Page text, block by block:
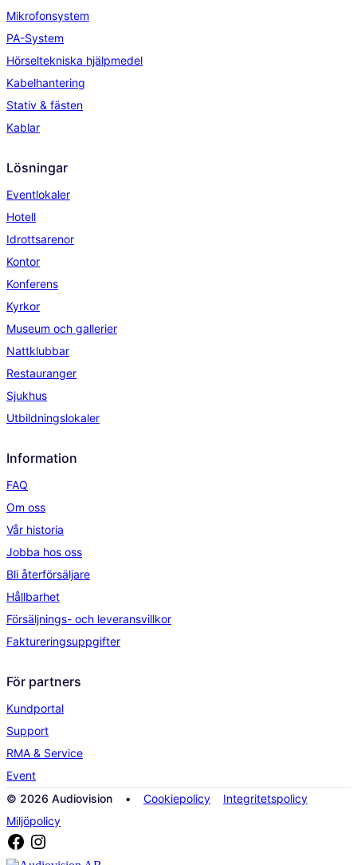
Mikrofonsystem
PA-System
Hörseltekniska hjälpmedel
Kabelhantering
Stativ & fästen
Kablar
Lösningar
Eventlokaler
Hotell
Idrottsarenor
Kontor
Konferens
Kyrkor
Museum och gallerier
Nattklubbar
Restauranger
Sjukhus
Utbildningslokaler
Information
FAQ
Om oss
Vår historia
Jobba hos oss
Bli återförsäljare
Hållbarhet
Försäljnings- och leveransvillkor
Faktureringsuppgifter
För partners
Kundportal
Support
RMA & Service
Event
© 2026 Audiovision •
Cookiepolicy
Integritetspolicy
Miljöpolicy